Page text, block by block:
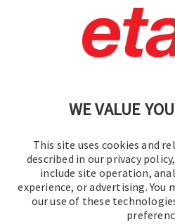
WE VALUE
This site uses cookies and
described in our privacy
include site operation,
experience, or advertising. You
our use of these
Kontakt aufnehmen. |
© 2016–2026
Alle Rechte